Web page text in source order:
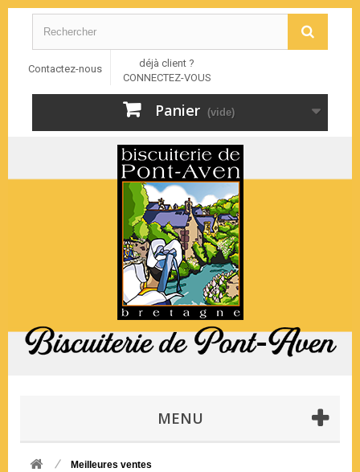
Contactez-nous
déjà client ?
CONNECTEZ-VOUS
Panier (vide)
MENU
Meilleures ventes